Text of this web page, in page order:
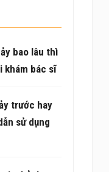
bao lâu thì
khám bác sĩ
trước hay
sử dụng